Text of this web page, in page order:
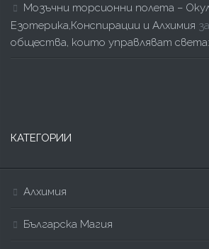
Мозъчни торсионни полета –
Езотерика,Конспирации и Алхимия за
общества, които управляват
КАТЕГОРИИ
Алхимия
Българска Магия